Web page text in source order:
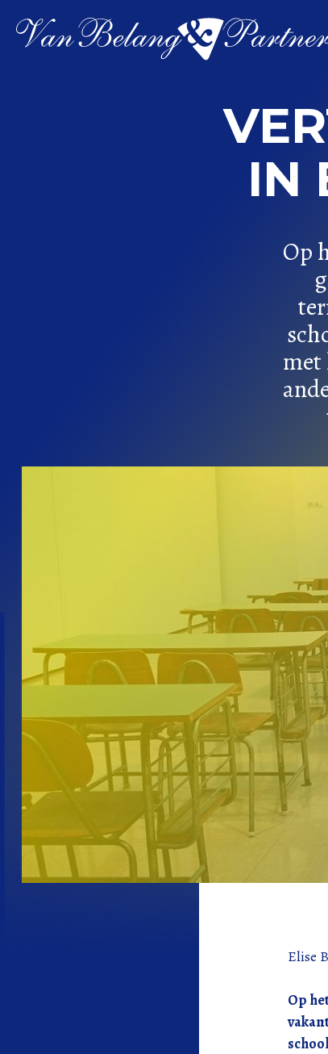
Spring
naar
IN
Op
met
Elise
Op